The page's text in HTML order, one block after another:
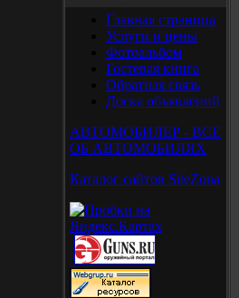
Главная страница
Услуги и цены
Фотоальбом
Гостевая книга
Обратная связь
Доска объявлений
АВТОМОБИЛЕР - ВСЕ
ОБ АВТОМОБИЛЯХ
Каталог сайтов SiteZona